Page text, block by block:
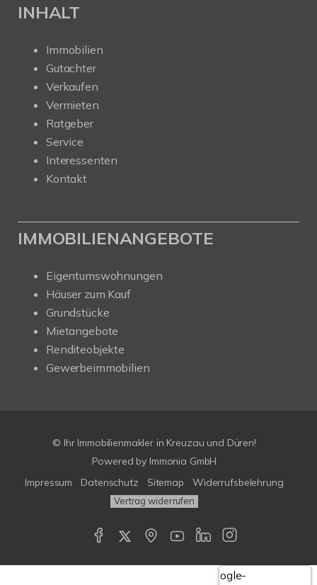
INHALT
Immobilien
Gutachter
Verkaufen
Vermieten
Ratgeber
Service
Interessenten
Kontakt
IMMOBILIENANGEBOTE
Eigentumswohnungen
Häuser zum Kauf
Grundstücke
Mietangebote
Renditeobjekte
Gewerbeimmobilien
© Ihr Immobilienmakler in Kreuzau und Düren!
Powered by Immonia GmbH
Impressum
Datenschutz Sitemap Widerrufsbelehrung
Vertrag widerrufen
Google-